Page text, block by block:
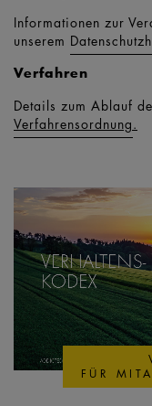
Informationen zur
unserem
Verfahren
Details zum Ablauf
Verfahrensordnung.
FÜR